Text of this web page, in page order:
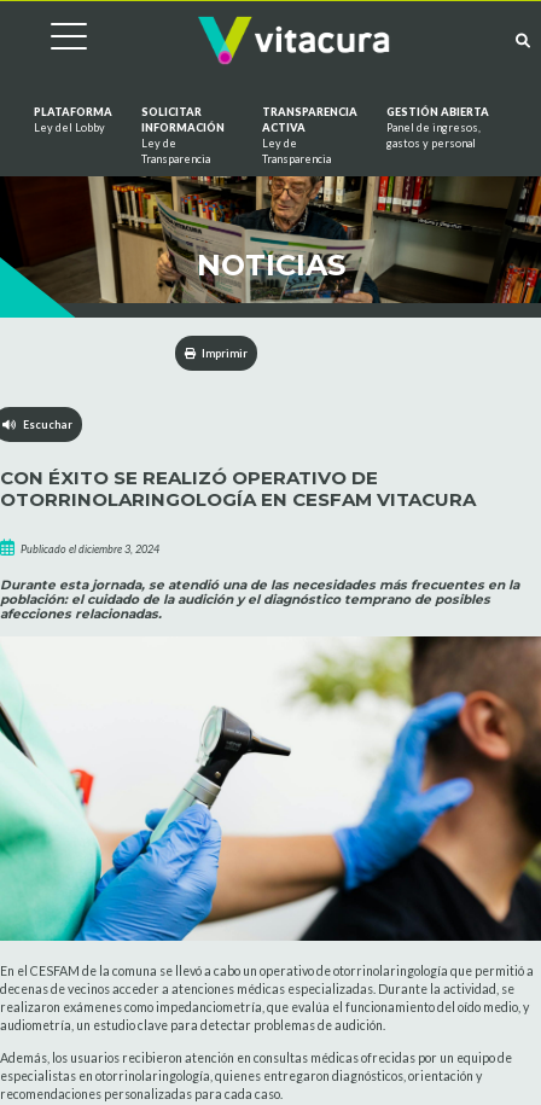
PLATAFORMA
Ley del Lobby
SOLICITAR
INFORMACIÓN
Ley de
Transparencia
TRANSPARENCIA
ACTIVA
Ley de
Transparencia
GESTIÓN ABIERTA
Panel de ingresos,
gastos y personal
NOTICIAS
Imprimir
Escuchar
CON ÉXITO SE REALIZÓ OPERATIVO DE
OTORRINOLARINGOLOGÍA EN CESFAM VITACURA
Publicado el diciembre 3, 2024
Durante esta jornada, se atendió una de las necesidades más frecuentes en la
población: el cuidado de la audición y el diagnóstico temprano de posibles
afecciones relacionadas.
En el CESFAM de la comuna se llevó a cabo un operativo de otorrinolaringología que permitió a
decenas de vecinos acceder a atenciones médicas especializadas. Durante la actividad, se
realizaron exámenes como impedanciometría, que evalúa el funcionamiento del oído medio, y
audiometría, un estudio clave para detectar problemas de audición.
Además, los usuarios recibieron atención en consultas médicas ofrecidas por un equipo de
especialistas en otorrinolaringología, quienes entregaron diagnósticos, orientación y
recomendaciones personalizadas para cada caso.